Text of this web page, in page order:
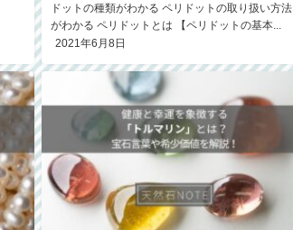
ドットの種類がわかる ペリドットの取り扱い方法
がわかる ペリドットとは 【ペリドットの基本...
2021年6月8日